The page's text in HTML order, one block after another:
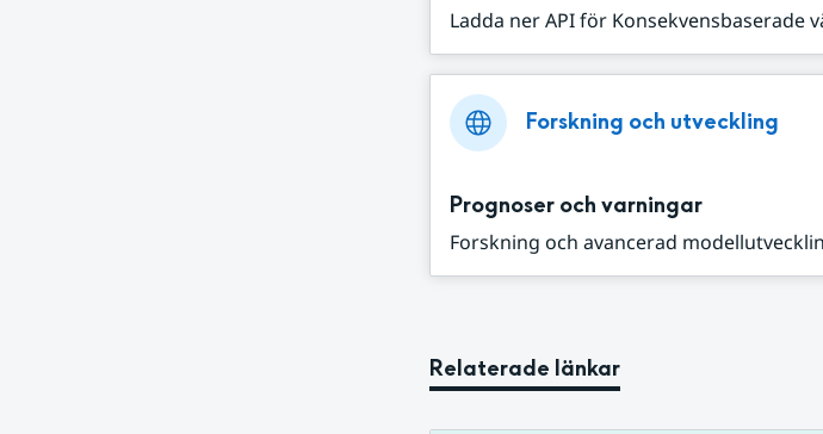
Ladda ner API för Konsekvensbaserade
Forskning och utveckling
Prognoser och varningar
Forskning och avancerad
Relaterade länkar